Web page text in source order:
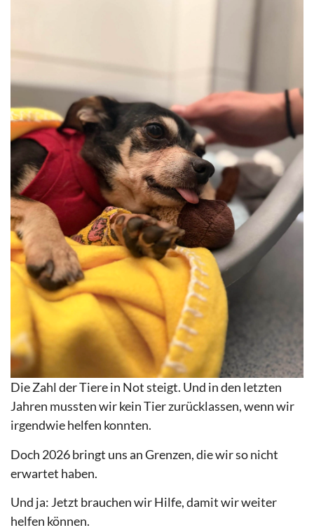
Die Zahl der Tiere in Not steigt. Und in den letzten
Jahren mussten wir kein Tier zurücklassen, wenn wir
irgendwie helfen konnten.
Doch 2026 bringt uns an Grenzen, die wir so nicht
erwartet haben.
Und ja: Jetzt brauchen wir Hilfe, damit wir weiter
helfen können.